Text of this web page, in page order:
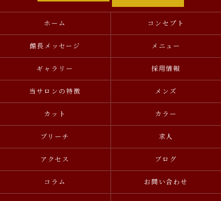
ホーム コンセプト
館長メッセージ メニュー
ギャラリー 採用情報
当サロンの特徴 メンズ
カット カラー
ブリーチ 求人
アクセス ブログ
コラム お問い合わせ